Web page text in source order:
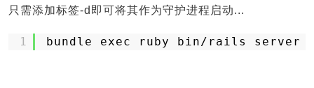
只需添加标签-d即可将其作为守护进程启动...
1 bundle exec ruby bin/rails